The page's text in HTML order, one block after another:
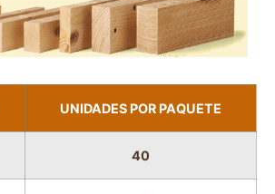
UNIDADES POR PAQUETE
40